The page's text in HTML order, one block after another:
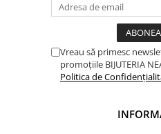
Vreau să primesc
promoțiile BIJUTERIA
Politica de